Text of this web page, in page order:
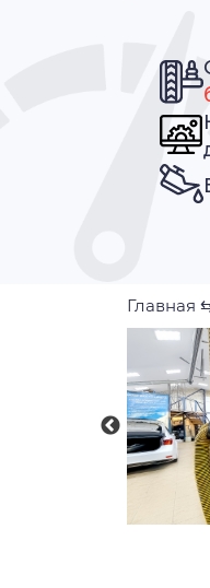
Главная